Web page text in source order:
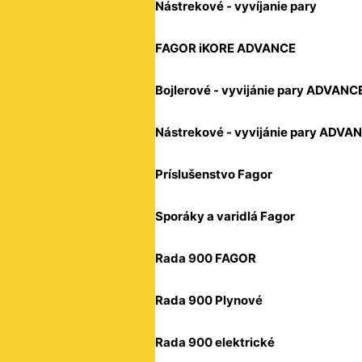
Nástrekové - vyvíjanie pary
FAGOR iKORE ADVANCE
Bojlerové - vyvijánie pary
Nástrekové - vyvijánie pary
Príslušenstvo Fagor
Sporáky a varidlá Fagor
Rada 900 FAGOR
Rada 900 Plynové
Rada 900 elektrické